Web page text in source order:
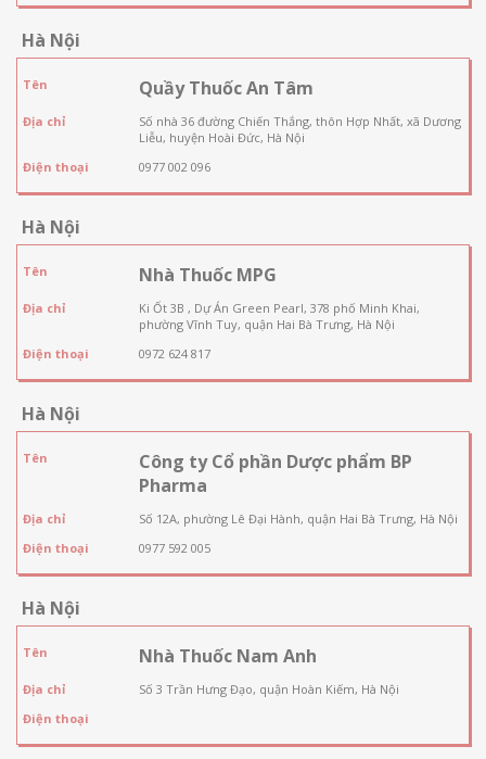
Hà Nội
Tên Quầy Thuốc An Tâm
Địa chỉ
Số nhà 36 đường Chiến Thắng, thôn Hợp Nhất, xã Dương
Liễu, huyện Hoài Đức, Hà Nội
Điện thoại
0977 002 096
Hà Nội
Tên Nhà Thuốc MPG
Địa chỉ
Ki Ốt 3B , Dự Án Green Pearl, 378 phố Minh Khai,
phường Vĩnh Tuy, quận Hai Bà Trưng, Hà Nội
Điện thoại
0972 624 817
Hà Nội
Tên
Công ty Cổ phần Dược phẩm BP
Pharma
Địa chỉ
Số 12A, phường Lê Đại Hành, quận Hai Bà Trưng, Hà Nội
Điện thoại
0977 592 005
Hà Nội
Tên Nhà Thuốc Nam Anh
Địa chỉ
Số 3 Trần Hưng Đạo, quận Hoàn Kiếm, Hà Nội
Điện thoại